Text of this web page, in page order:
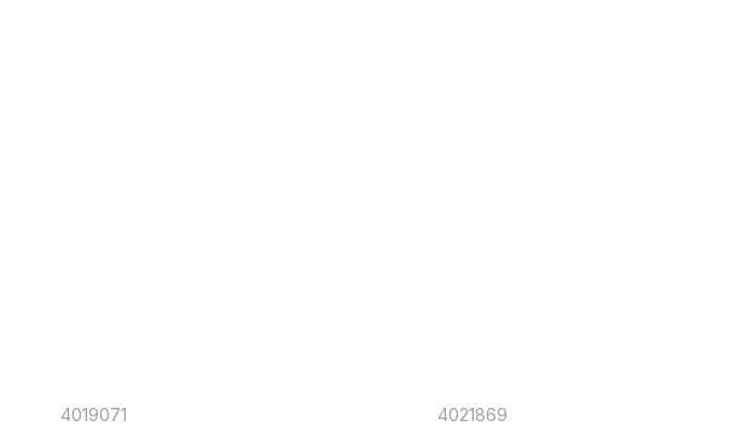
4019071 4021869